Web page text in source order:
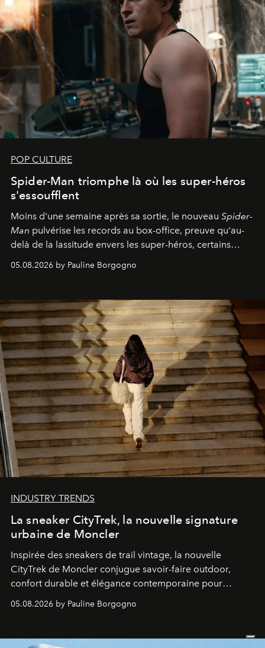
POP CULTURE
Spider-Man triomphe là où les super-héros
s'essoufflent
Moins d'une semaine après sa sortie, le nouveau Spider-
Man pulvérise les records au box-office, preuve qu'au-
delà de la lassitude envers les super-héros, certains
05.08.2026 by Pauline Borgogno
INDUSTRY TRENDS
La sneaker CityTrek, la nouvelle signature
urbaine de Moncler
Inspirée des sneakers de trail vintage, la nouvelle
CityTrek de Moncler conjugue savoir-faire outdoor,
confort durable et élégance contemporaine pour
05.08.2026 by Pauline Borgogno